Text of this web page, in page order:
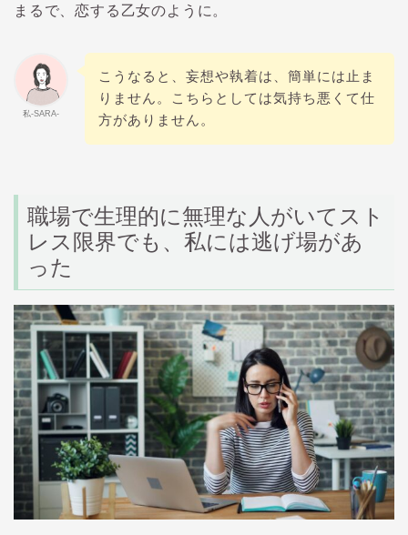
まるで、恋する乙女のように。
私-SARA-
こうなると、妄想や執着は、簡単には止ま
りません。こちらとしては気持ち悪くて仕
方がありません。
職場で生理的に無理な人がいてスト
レス限界でも、私には逃げ場があ
った